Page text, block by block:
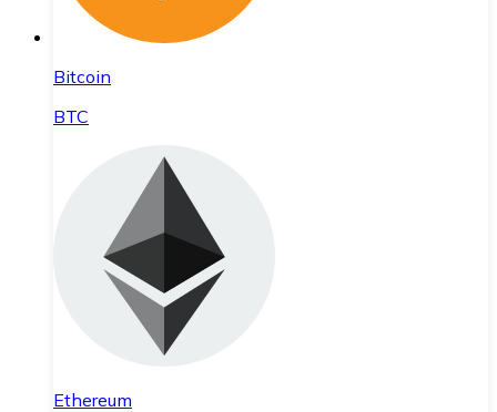
Bitcoin
BTC
Ethereum